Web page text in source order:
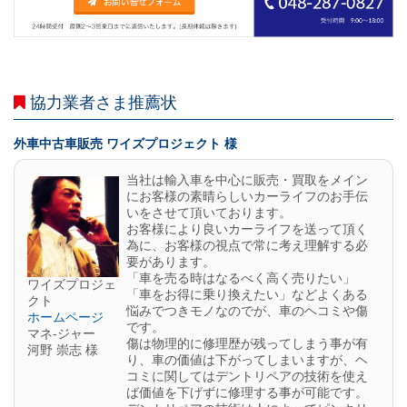
協力業者さま推薦状
外車中古車販売 ワイズプロジェクト 様
ワイズプロジェ
クト
ホームページ
マネ-ジャー
河野 崇志 様
当社は輸入車を中心に販売・買取をメイン
にお客様の素晴らしいカーライフのお手伝
いをさせて頂いております。
お客様により良いカーライフを送って頂く
為に、お客様の視点で常に考え理解する必
要があります。
「車を売る時はなるべく高く売りたい」
「車をお得に乗り換えたい」などよくある
悩みでつきモノなのでが、車のヘコミや傷
です。
傷は物理的に修理歴が残ってしまう事が有
り、車の価値は下がってしまいますが、ヘ
コミに関してはデントリペアの技術を使え
ば価値を下げずに修理する事が可能です。